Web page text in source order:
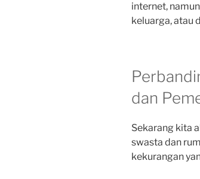
internet,
keluarga, atau
dan
Sekarang kita
swasta dan
kekurangan